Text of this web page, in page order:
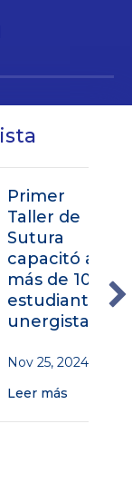
de
a
de 100
25, 2024
más